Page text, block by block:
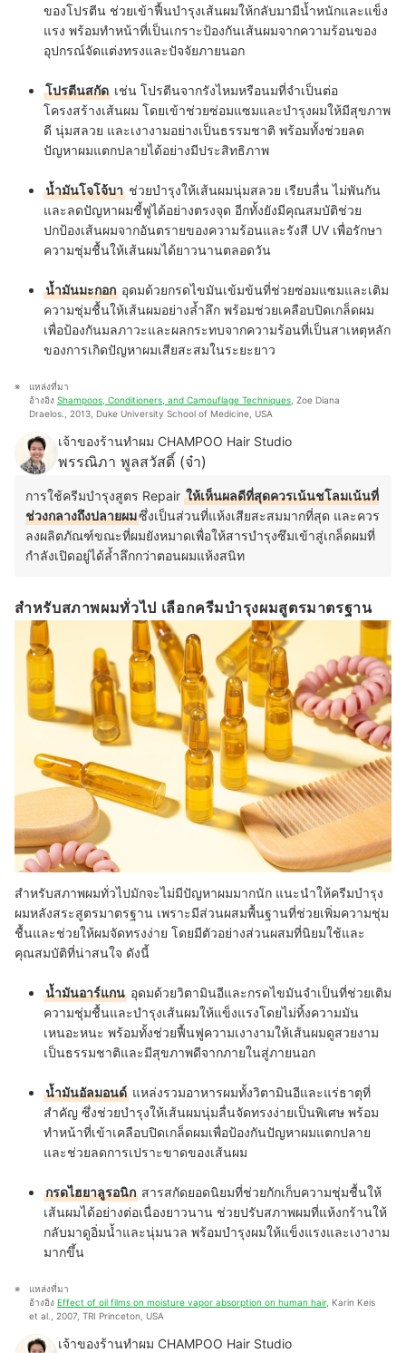
ของโปรตีน ช่วยเข้าฟื้นบำรุงเส้นผมให้กลับมามีน้ำหนักและแข็ง
แรง พร้อมทำหน้าที่เป็นเกราะป้องกันเส้นผมจากความร้อนของ
อุปกรณ์จัดแต่งทรงและปัจจัยภายนอก
โปรตีนสกัด เช่น โปรตีนจากรังไหมหรือนมที่จำเป็นต่อ
โครงสร้างเส้นผม โดยเข้าช่วยซ่อมแซมและบำรุงผมให้มีสุขภาพ
ดี นุ่มสลวย และเงางามอย่างเป็นธรรมชาติ พร้อมทั้งช่วยลด
ปัญหาผมแตกปลายได้อย่างมีประสิทธิภาพ
น้ำมันโจโจ้บา ช่วยบำรุงให้เส้นผมนุ่มสลวย เรียบลื่น ไม่พันกัน
และลดปัญหาผมชี้ฟูได้อย่างตรงจุด อีกทั้งยังมีคุณสมบัติช่วย
ปกป้องเส้นผมจากอันตรายของความร้อนและรังสี UV เพื่อรักษา
ความชุ่มชื้นให้เส้นผมได้ยาวนานตลอดวัน
น้ำมันมะกอก อุดมด้วยกรดไขมันเข้มข้นที่ช่วยซ่อมแซมและเติม
ความชุ่มชื้นให้เส้นผมอย่างล้ำลึก พร้อมช่วยเคลือบปิดเกล็ดผม
เพื่อป้องกันมลภาวะและผลกระทบจากความร้อนที่เป็นสาเหตุหลัก
ของการเกิดปัญหาผมเสียสะสมในระยะยาว
แหล่งที่มา
อ้างอิง Shampoos, Conditioners, and Camouflage Techniques , Zoe Diana
Draelos., 2013, Duke University School of Medicine, USA
เจ้าของร้านทำผม CHAMPOO Hair Studio
พรรณิภา พูลสวัสดิ์ (จ๋า)
การใช้ครีมบำรุงสูตร Repair ให้เห็นผลดีที่สุดควรเน้นชโลมเน้นที่
ช่วงกลางถึงปลายผมซึ่งเป็นส่วนที่แห้งเสียสะสมมากที่สุด และควร
ลงผลิตภัณฑ์ขณะที่ผมยังหมาดเพื่อให้สารบำรุงซึมเข้าสู่เกล็ดผมที่
กำลังเปิดอยู่ได้ล้ำลึกกว่าตอนผมแห้งสนิท
สำหรับสภาพผมทั่วไป เลือกครีมบำรุงผมสูตรมาตรฐาน
สำหรับสภาพผมทั่วไปมักจะไม่มีปัญหาผมมากนัก แนะนำให้ครีมบํารุง
ผมหลังสระสูตรมาตรฐาน เพราะมีส่วนผสมพื้นฐานที่ช่วยเพิ่มความชุ่ม
ชื้นและช่วยให้ผมจัดทรงง่าย โดยมีตัวอย่างส่วนผสมที่นิยมใช้และ
คุณสมบัติที่น่าสนใจ ดังนี้
น้ำมันอาร์แกน อุดมด้วยวิตามินอีและกรดไขมันจำเป็นที่ช่วยเติม
ความชุ่มชื้นและบำรุงเส้นผมให้แข็งแรงโดยไม่ทิ้งความมัน
เหนอะหนะ พร้อมทั้งช่วยฟื้นฟูความเงางามให้เส้นผมดูสวยงาม
เป็นธรรมชาติและมีสุขภาพดีจากภายในสู่ภายนอก
น้ำมันอัลมอนด์ แหล่งรวมอาหารผมทั้งวิตามินอีและแร่ธาตุที่
สำคัญ ซึ่งช่วยบำรุงให้เส้นผมนุ่มลื่นจัดทรงง่ายเป็นพิเศษ พร้อม
ทำหน้าที่เข้าเคลือบปิดเกล็ดผมเพื่อป้องกันปัญหาผมแตกปลาย
และช่วยลดการเปราะขาดของเส้นผม
กรดไฮยาลูรอนิก สารสกัดยอดนิยมที่ช่วยกักเก็บความชุ่มชื้นให้
เส้นผมได้อย่างต่อเนื่องยาวนาน ช่วยปรับสภาพผมที่แห้งกร้านให้
กลับมาดูอิ่มน้ำและนุ่มนวล พร้อมบำรุงผมให้แข็งแรงและเงางาม
มากขึ้น
แหล่งที่มา
อ้างอิง Effect of oil films on moisture vapor absorption on human hair, Karin Keis
et al., 2007, TRI Princeton, USA
เจ้าของร้านทำผม CHAMPOO Hair Studio